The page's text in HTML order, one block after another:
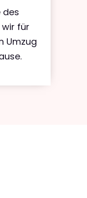
des
für
Umzug